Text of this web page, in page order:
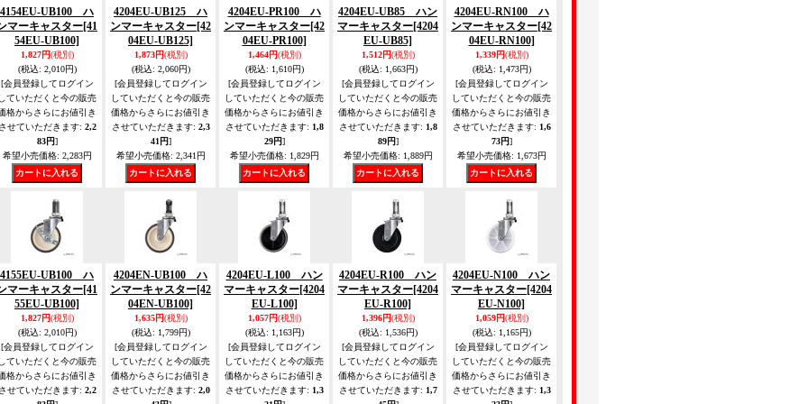
4154EU-UB100 ハ
マーキャスター[41
54EU-UB100]
1,827円(税別)
(税込: 2,010円)
[会員登録してログイン
ていただくと今の販売
格からさらにお値引き
せていただきます: 2,2
83円]
希望小売価格: 2,283円
4204EU-UB125 ハ
ンマーキャスター[42
04EU-UB125]
1,873円(税別)
(税込: 2,060円)
[会員登録してログイン
していただくと今の販売
価格からさらにお値引き
させていただきます: 2,3
41円]
希望小売価格: 2,341円
4204EU-PR100 ハ
ンマーキャスター[42
04EU-PR100]
1,464円(税別)
(税込: 1,610円)
[会員登録してログイン
していただくと今の販売
価格からさらにお値引き
させていただきます: 1,8
29円]
希望小売価格: 1,829円
4204EU-UB85 ハン
マーキャスター[4204
EU-UB85]
1,512円(税別)
(税込: 1,663円)
[会員登録してログイン
していただくと今の販売
価格からさらにお値引き
させていただきます: 1,8
89円]
希望小売価格: 1,889円
4204EU-RN100 ハ
ンマーキャスター[42
04EU-RN100]
1,339円(税別)
(税込: 1,473円)
[会員登録してログイン
していただくと今の販売
価格からさらにお値引き
させていただきます: 1,6
73円]
希望小売価格: 1,673円
4155EU-UB100 ハ
マーキャスター[41
55EU-UB100]
1,827円(税別)
(税込: 2,010円)
[会員登録してログイン
ていただくと今の販売
格からさらにお値引き
せていただきます: 2,2
4204EN-UB100 ハ
ンマーキャスター[42
04EN-UB100]
1,635円(税別)
(税込: 1,799円)
[会員登録してログイン
していただくと今の販売
価格からさらにお値引き
させていただきます: 2,0
4204EU-L100 ハン
マーキャスター[4204
EU-L100]
1,057円(税別)
(税込: 1,163円)
[会員登録してログイン
していただくと今の販売
価格からさらにお値引き
させていただきます: 1,3
4204EU-R100 ハン
マーキャスター[4204
EU-R100]
1,396円(税別)
(税込: 1,536円)
[会員登録してログイン
していただくと今の販売
価格からさらにお値引き
させていただきます: 1,7
4204EU-N100 ハン
マーキャスター[4204
EU-N100]
1,059円(税別)
(税込: 1,165円)
[会員登録してログイン
していただくと今の販売
価格からさらにお値引き
させていただきます: 1,3